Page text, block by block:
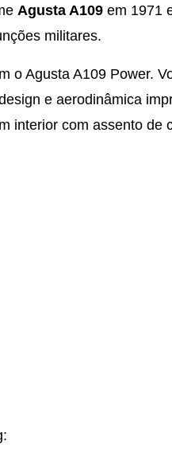
Agusta A109 em 1971
militares.
o Agusta A109 Power.
e aerodinâmica
interior com assento de